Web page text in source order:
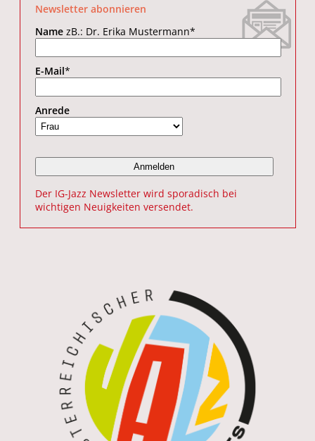
Newsletter abonnieren
NamezB.: Dr. Erika Mustermann*
E-Mail*
Anrede
Der IG-Jazz Newsletter wird sporadisch bei
wichtigen Neuigkeiten versendet.